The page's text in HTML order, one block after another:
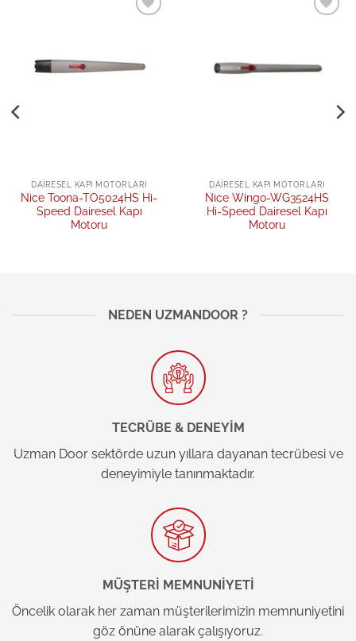
DAIRESEL KAPI MOTORLARI
Nice Toona-TO5024HS Hi-
Speed Dairesel Kapı
Motoru
DAIRESEL KAPI MOTORLARI
Nice Wingo-WG3524HS
Hi-Speed Dairesel Kapı
Motoru
NEDEN UZMANDOOR ?
TECRÜBE & DENEYİM
Uzman Door sektörde uzun yıllara dayanan tecrübesi ve
deneyimiyle tanınmaktadır.
MÜŞTERİ MEMNUNİYETİ
Öncelik olarak her zaman müşterilerimizin memnuniyetini
göz önüne alarak çalışıyoruz.